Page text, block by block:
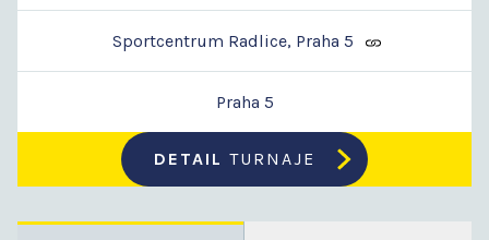
Sportcentrum Radlice, Praha 5
Praha 5
DETAIL TURNAJE